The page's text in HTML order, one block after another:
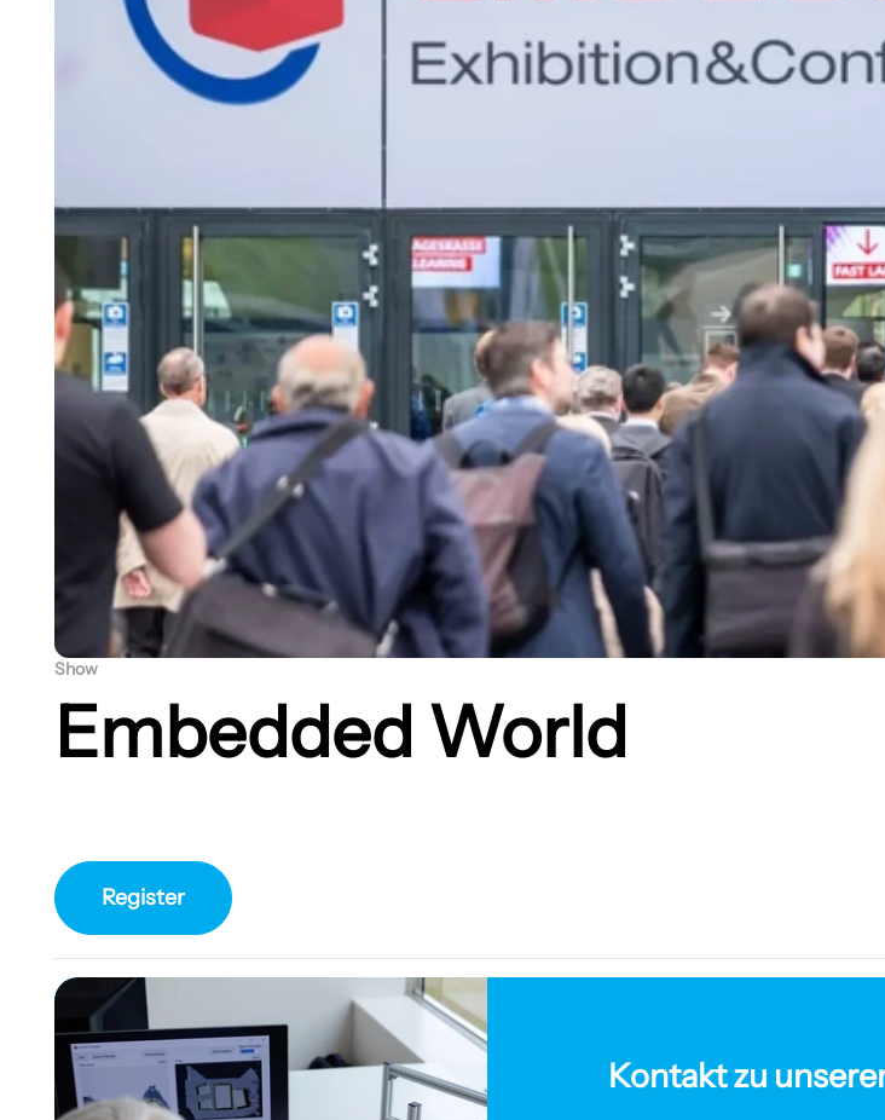
Show
Embedded World
Register
Kontakt zu